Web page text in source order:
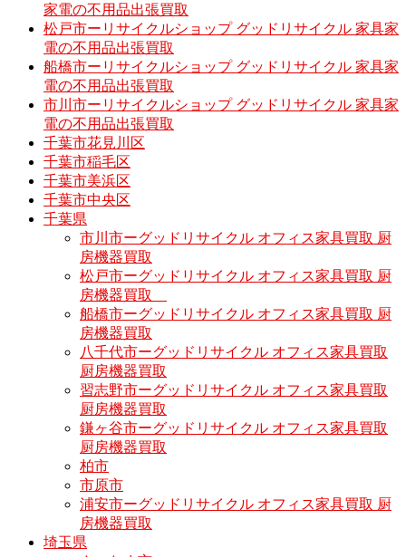
家電の不用品出張買取
松戸市ーリサイクルショップ グッドリサイクル 家具家
電の不用品出張買取
船橋市ーリサイクルショップ グッドリサイクル 家具家
電の不用品出張買取
市川市ーリサイクルショップ グッドリサイクル 家具家
電の不用品出張買取
千葉市花見川区
千葉市稲毛区
千葉市美浜区
千葉市中央区
千葉県
市川市ーグッドリサイクル オフィス家具買取 厨
房機器買取
松戸市ーグッドリサイクル オフィス家具買取 厨
房機器買取
船橋市ーグッドリサイクル オフィス家具買取 厨
房機器買取
八千代市ーグッドリサイクル オフィス家具買取
厨房機器買取
習志野市ーグッドリサイクル オフィス家具買取
厨房機器買取
鎌ヶ谷市ーグッドリサイクル オフィス家具買取
厨房機器買取
柏市
市原市
浦安市ーグッドリサイクル オフィス家具買取 厨
房機器買取
埼玉県